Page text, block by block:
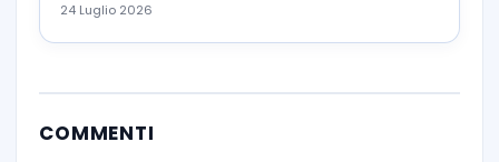
24 Luglio 2026
COMMENTI